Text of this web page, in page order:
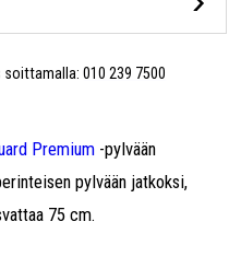
soittamalla:010 239 7500
Premium -pylvään
pylvään jatkoksi,
75 cm.